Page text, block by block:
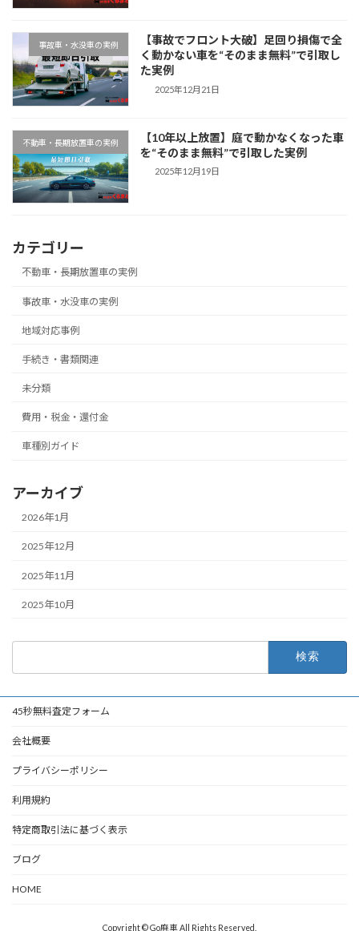
事故車・水没車の実例
【事故でフロント大破】足回り損傷で全
く動かない車を“そのまま無料”で引取し
た実例
2025年12月21日
不動車・長期放置車の実例
【10年以上放置】庭で動かなくなった車
を“そのまま無料”で引取した実例
2025年12月19日
カテゴリー
不動車・長期放置車の実例
事故車・水没車の実例
地域対応事例
手続き・書類関連
未分類
費用・税金・還付金
車種別ガイド
アーカイブ
2026年1月
2025年12月
2025年11月
2025年10月
45秒無料査定フォーム
会社概要
プライバシーポリシー
利用規約
特定商取引法に基づく表示
ブログ
HOME
Copyright © Go廃車 All Rights Reserved.